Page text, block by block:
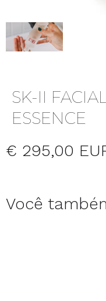
SK-II
ESSENCE
€ 295,00
Você